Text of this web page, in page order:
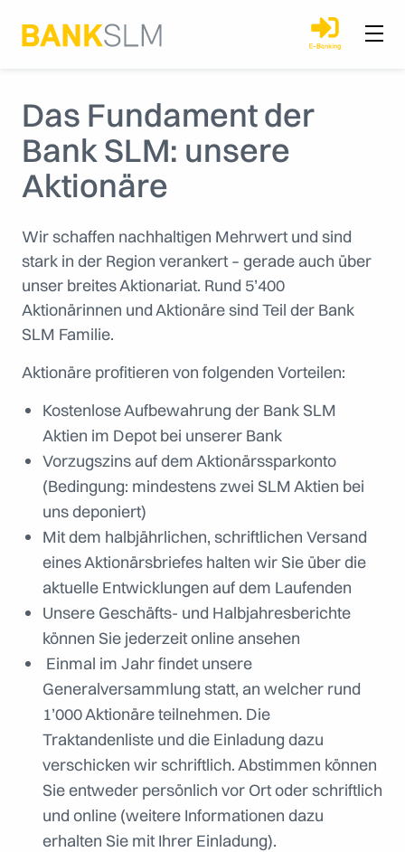
Das Fundament der
Bank SLM: unsere
Aktionäre
Wir schaffen nachhaltigen Mehrwert und sind
stark in der Region verankert – gerade auch über
unser breites Aktionariat. Rund 5’400
Aktionärinnen und Aktionäre sind Teil der Bank
SLM Familie.
Aktionäre profitieren von folgenden Vorteilen:
Kostenlose Aufbewahrung der Bank SLM
Aktien im Depot bei unserer Bank
Vorzugszins auf dem Aktionärssparkonto
(Bedingung: mindestens zwei SLM Aktien bei
uns deponiert)
Mit dem halbjährlichen, schriftlichen Versand
eines Aktionärsbriefes halten wir Sie über die
aktuelle Entwicklungen auf dem Laufenden
Unsere Geschäfts- und Halbjahresberichte
können Sie jederzeit online ansehen
Einmal im Jahr findet unsere
Generalversammlung statt, an welcher rund
1’000 Aktionäre teilnehmen. Die
Traktandenliste und die Einladung dazu
verschicken wir schriftlich. Abstimmen können
Sie entweder persönlich vor Ort oder schriftlich
und online (weitere Informationen dazu
erhalten Sie mit Ihrer Einladung).